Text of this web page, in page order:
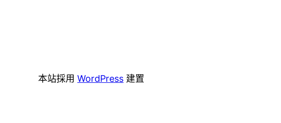
本站採用WordPress 建置